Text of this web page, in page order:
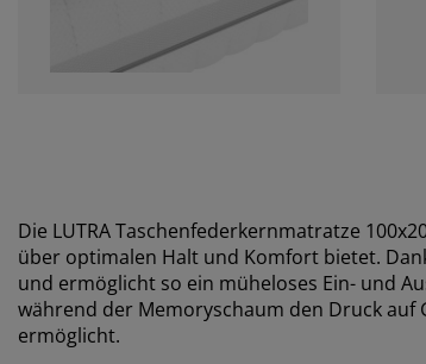
Die LUTRA Taschenfederkernmatratze
über optimalen Halt und Komfort bietet.
und ermöglicht so ein müheloses Ein- und
während der Memoryschaum den Druck
ermöglicht.